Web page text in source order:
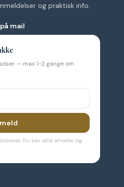
og praktisk info.
mail
— max 1-2 gange om
Du kan altid afmelde dig.